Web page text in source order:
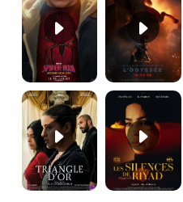
Les Silences de Riyad Bande-annonce VO STFR